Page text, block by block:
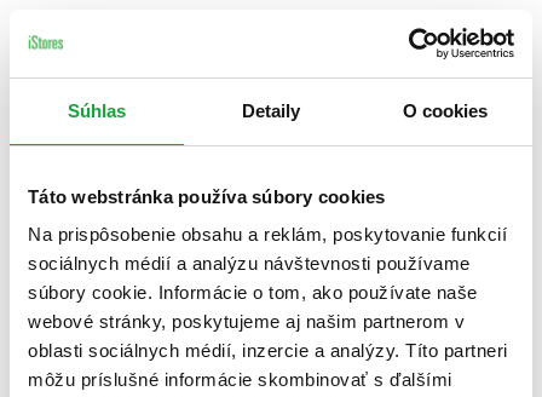
Súhlas Detaily O cookies
Táto webstránka používa súbory cookies
Na prispôsobenie obsahu a reklám, poskytovanie funkcií
sociálnych médií a analýzu návštevnosti používame
súbory cookie. Informácie o tom, ako používate naše
webové stránky, poskytujeme aj našim partnerom v
oblasti sociálnych médií, inzercie a analýzy. Títo partneri
môžu príslušné informácie skombinovať s ďalšími